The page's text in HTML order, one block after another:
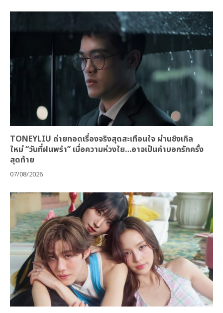
TONEYLIU ถ่ายทอดเรื่องจริงสุดสะเทือนใจ ผ่านซิงเกิล
ใหม่ “วันที่ฝนพรำ” เมื่อความห่วงใย…อาจเป็นคำบอกรักครั้ง
สุดท้าย
07/08/2026